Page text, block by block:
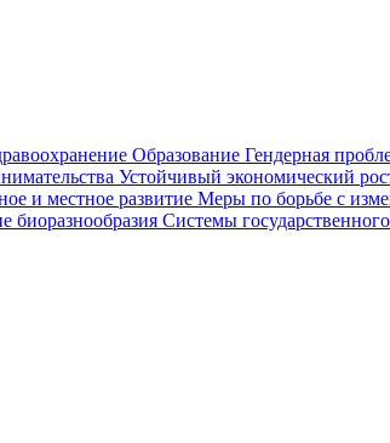
Образование Гендерная
Устойчивый экономический
и местное развитие Меры по борьбе с
биоразнообразия Системы